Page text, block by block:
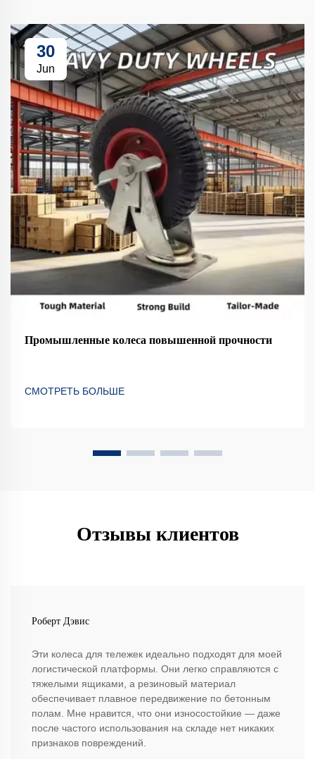
30
Jun
Промышленные колеса повышенной прочности
СМОТРЕТЬ БОЛЬШЕ
Отзывы клиентов
Роберт Дэвис
Эти колеса для тележек идеально подходят для моей
логистической платформы. Они легко справляются с
тяжелыми ящиками, а резиновый материал
обеспечивает плавное передвижение по бетонным
полам. Мне нравится, что они износостойкие — даже
после частого использования на складе нет никаких
признаков повреждений.